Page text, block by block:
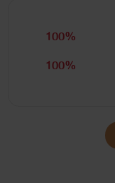
100%
100%